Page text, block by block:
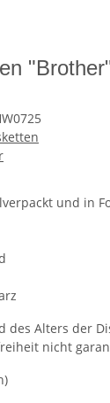
und in
des Alters der
nicht